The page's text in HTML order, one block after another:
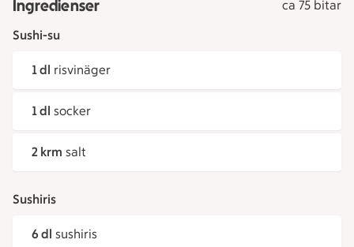
Ingredienser
ca 75 bitar
Sushi-su
1 dl risvinäger
1 dl socker
2 krm salt
Sushiris
6 dl sushiris